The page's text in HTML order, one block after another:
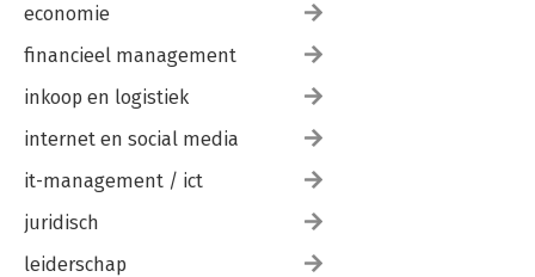
economie
financieel management
inkoop en logistiek
internet en social media
it-management / ict
juridisch
leiderschap